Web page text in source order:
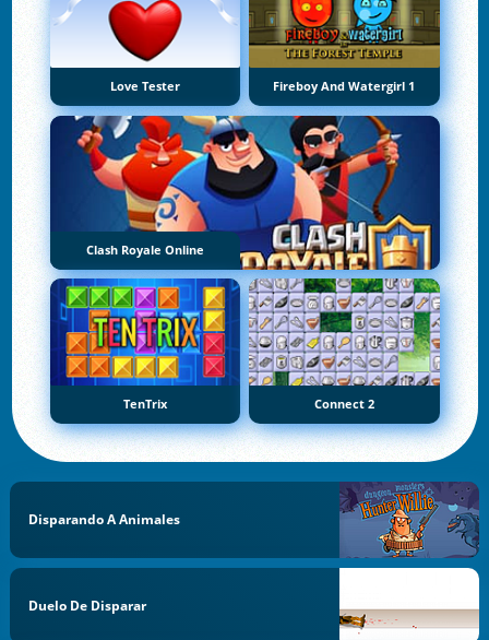
Love Tester Fireboy And Watergirl 1
Clash Royale Online
TenTrix Connect 2
Disparando A Animales
Duelo De Disparar